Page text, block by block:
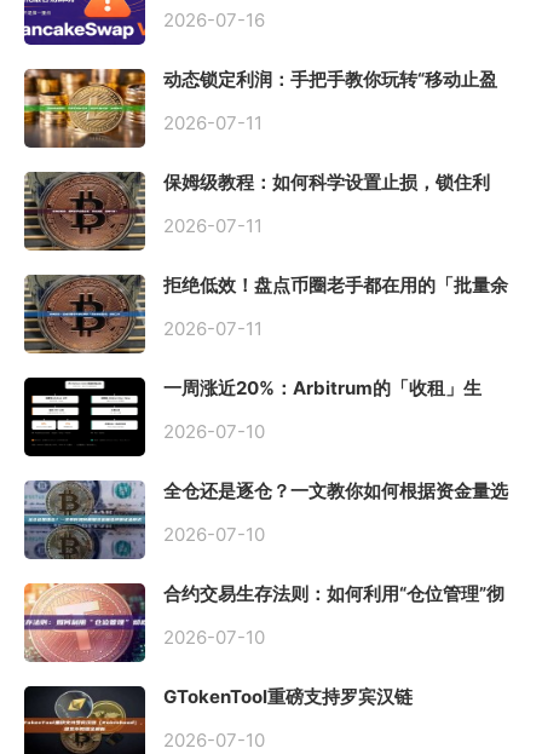
初始化
2026-07-16
动态锁定利润：手把手教你玩转“移动止盈
2026-07-11
保姆级教程：如何科学设置止损，锁住利
2026-07-11
拒绝低效！盘点币圈老手都在用的「批量余
2026-07-11
一周涨近20%：Arbitrum的「收租」生
2026-07-10
全仓还是逐仓？一文教你如何根据资金量选
2026-07-10
合约交易生存法则：如何利用“仓位管理”彻
2026-07-10
GTokenTool重磅支持罗宾汉链
2026-07-10